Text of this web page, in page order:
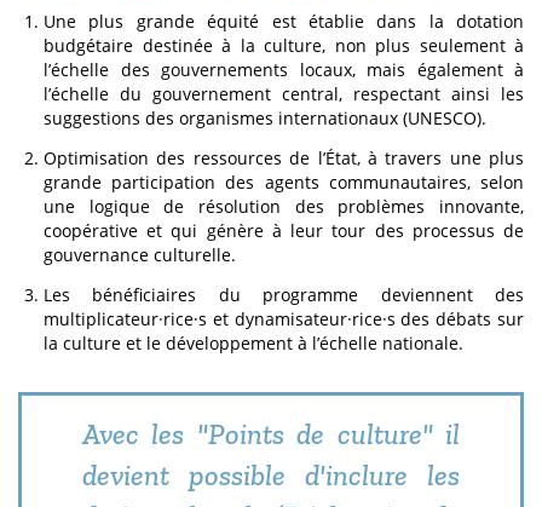
Une plus grande équité est établie dans la dotation
budgétaire destinée à la culture, non plus seulement à
l’échelle des gouvernements locaux, mais également à
l’échelle du gouvernement central, respectant ainsi les
suggestions des organismes internationaux (UNESCO).
Optimisation des ressources de l’État, à travers une plus
grande participation des agents communautaires, selon
une logique de résolution des problèmes innovante,
coopérative et qui génère à leur tour des processus de
gouvernance culturelle.
Les bénéficiaires du programme deviennent des
multiplicateur·rice·s et dynamisateur·rice·s des débats sur
la culture et le développement à l’échelle nationale.
Avec les "Points de culture" il
devient possible d'inclure les